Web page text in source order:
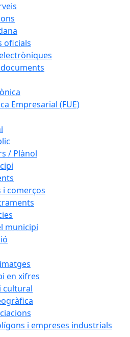
oficials
Empresarial (FUE)
/ Plànol
i comerços
municipi
en xifres
cultural
i empreses industrials